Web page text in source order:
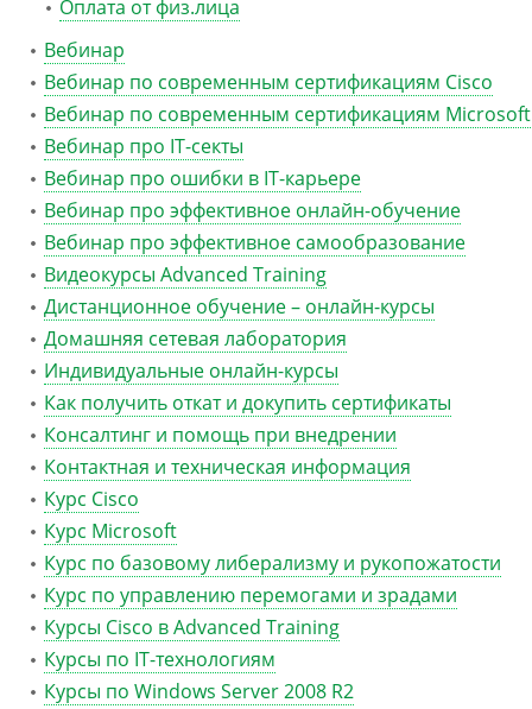
Оплата от физ.лица
Вебинар
Вебинар по современным сертификациям Cisco
Вебинар по современным сертификациям Microsoft
Вебинар про IT-секты
Вебинар про ошибки в IT-карьере
Вебинар про эффективное онлайн-обучение
Вебинар про эффективное самообразование
Видеокурсы Advanced Training
Дистанционное обучение – онлайн-курсы
Домашняя сетевая лаборатория
Индивидуальные онлайн-курсы
Как получить откат и докупить сертификаты
Консалтинг и помощь при внедрении
Контактная и техническая информация
Курс Cisco
Курс Microsoft
Курс по базовому либерализму и рукопожатости
Курс по управлению перемогами и зрадами
Курсы Cisco в Advanced Training
Курсы по IT-технологиям
Курсы по Windows Server 2008 R2